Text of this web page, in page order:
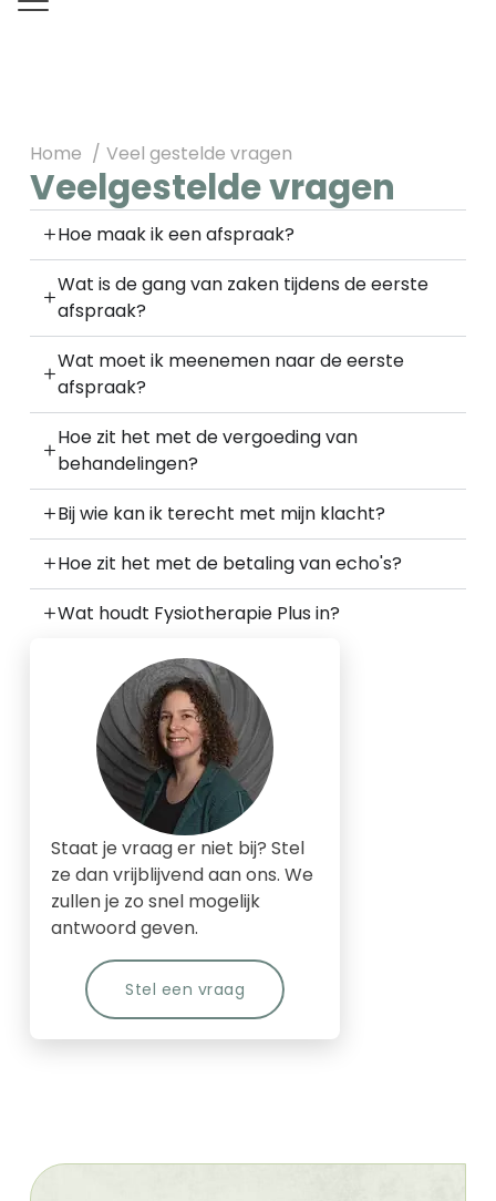
Home Veel gestelde vragen
Veelgestelde vragen
Hoe maak ik een afspraak?
Wat is de gang van zaken tijdens de eerste
afspraak?
Wat moet ik meenemen naar de eerste
afspraak?
Hoe zit het met de vergoeding van
behandelingen?
Bij wie kan ik terecht met mijn klacht?
Hoe zit het met de betaling van echo's?
Wat houdt Fysiotherapie Plus in?
Staat je vraag er niet bij? Stel
ze dan vrijblijvend aan ons. We
zullen je zo snel mogelijk
antwoord geven.
Stel een vraag